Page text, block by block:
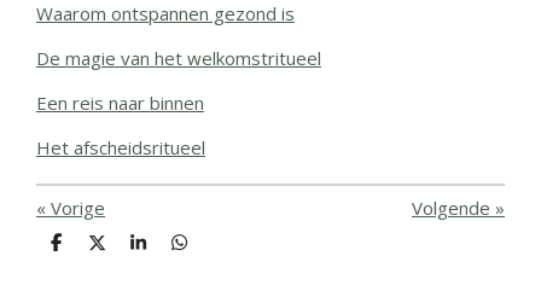
Waarom ontspannen gezond is
De magie van het welkomstritueel
Een reis naar binnen
Het afscheidsritueel
« Vorige Volgende »
D
D
S
D